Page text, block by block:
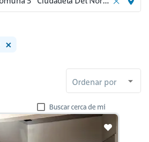
Ordenar por
Buscar cerca de mi